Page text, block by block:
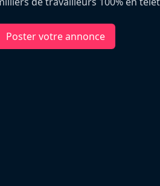
Poster votre annonce